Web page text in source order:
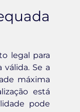
legal para
Se a
máxima
está
pode